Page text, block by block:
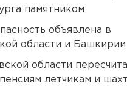
памятником
объявлена в
области и Башкирии
области
летчикам и